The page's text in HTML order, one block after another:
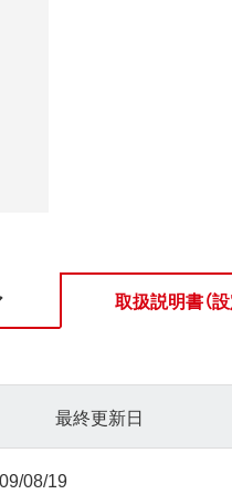
取扱説明書（設
最終更新日
08/19